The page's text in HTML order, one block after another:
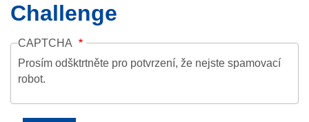
Challenge
CAPTCHA
Prosím odšktrtněte pro potvrzení, že nejste spamovací
robot.